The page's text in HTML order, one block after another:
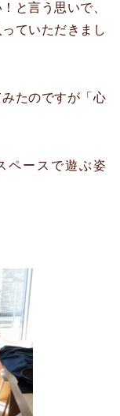
と言う思いで、
ていただきまし
たのですが「心
ペースで遊ぶ姿